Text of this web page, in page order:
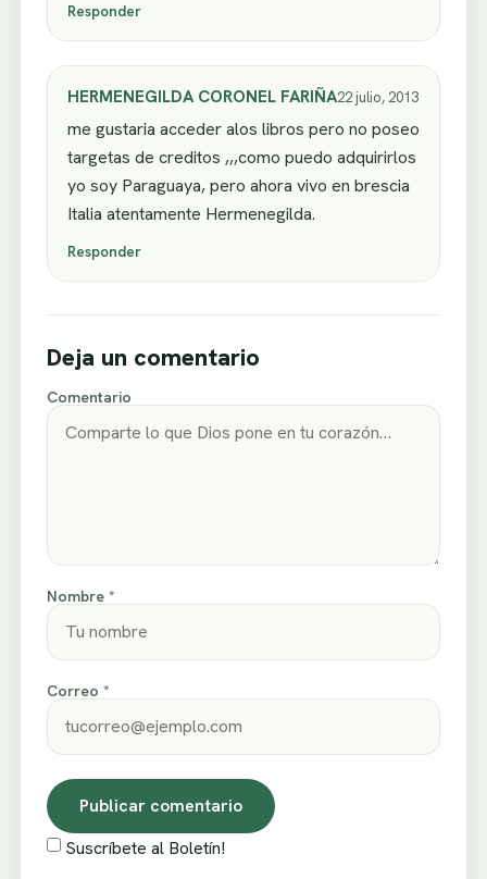
Responder
HERMENEGILDA CORONEL FARIÑA22 julio, 2013
me gustaria acceder alos libros pero no poseo
targetas de creditos ,,,como puedo adquirirlos
yo soy Paraguaya, pero ahora vivo en brescia
Italia atentamente Hermenegilda.
Responder
Deja un comentario
Comentario
Nombre *
Correo *
Suscríbete al Boletín!